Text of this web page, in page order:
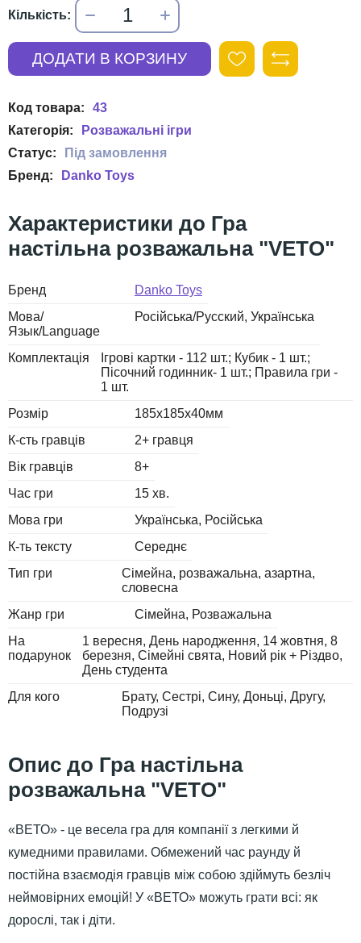
43
Розважальні ігри
Danko Toys
Гра
настільна розважальна "VETO"
Бренд
Danko Toys
Мова/
Язык/Language
Російська/Русский Українська
Комплектація
Ігрові картки - 112 шт.; Кубик - 1 шт.;
Пісочний годинник- 1 шт.; Правила гри -
1 шт.
Розмір
185х185х40мм
К-сть гравців
2+ гравця
Вік гравців
8+
Час гри
15 хв.
Мова гри
Українська
Російська
К-ть тексту
Середнє
Тип гри
Сімейна, розважальна, азартна,
словесна
Жанр гри
Сімейна
Розважальна
На
подарунок
1 вересня День народження 14 жовтня 8
березня Сімейні свята
Новий рік + Різдво
День студента
Для кого
Брату Сестрі Сину Доньці Другу
Подрузі
Гра настільна
розважальна "VETO"
«ВЕТО» - це весела гра для компанії з легкими й
кумедними правилами. Обмежений час раунду й
постійна взаємодія гравців між собою здіймуть безліч
неймовірних емоцій! У «ВЕТО» можуть грати всі: як
дорослі, так і діти.